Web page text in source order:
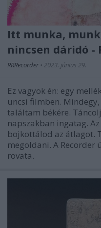
Itt munka,
nincsen dáridó -
RRRecorder • 2023. június 29.
Ez vagyok én: egy
uncsi filmben. Mindegy,
találtam békére.
napszakban ingatag.
bojkottálod az átlagot.
megoldani. A Recorder
rovata.